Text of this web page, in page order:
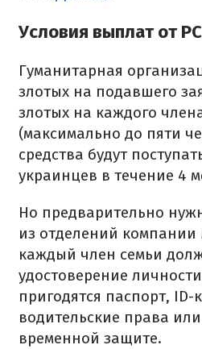
Условия выплат от
Гуманитарная
злотых на подавшего
злотых на каждого
(максимально до пяти
средства будут
украинцев в течение 4
Но предварительно
из отделений компании
каждый член семьи
удостоверение
пригодятся паспорт, ID-
водительские права
временной защите.